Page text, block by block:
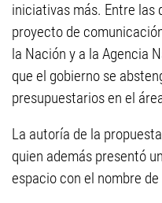
iniciativas más. Entre las
proyecto de
la Nación y a la Agencia
que el gobierno se
presupuestarios en el
La autoría de la
quien además presentó
espacio con el nombre de